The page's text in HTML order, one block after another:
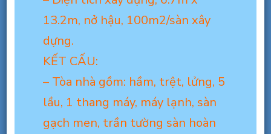
gần
sân
7x13m,
Hầm-
6L,
110
13.2m, nở hậu, 100m2/sàn xây
dựng.
KẾT CẤU:
– Tòa nhà gồm: hầm, trệt, lửng, 5
lầu, 1 thang máy, máy lạnh, sàn
gạch men, trần tường sàn hoàn